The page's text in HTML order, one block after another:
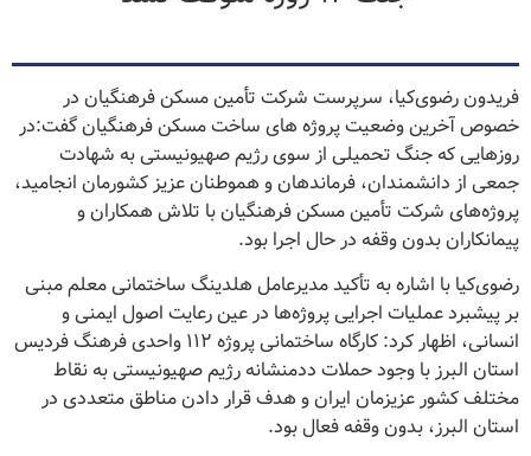
فریدون رضوی‌کیا، سرپرست شرکت تأمین مسکن فرهنگیان در
خصوص آخرین وضعیت پروژه های ساخت مسکن فرهنگیان گفت:در
روزهایی که جنگ تحمیلی از سوی رژیم صهیونیستی به شهادت
جمعی از دانشمندان، فرماندهان و هموطنان عزیز کشورمان انجامید،
پروژه‌های شرکت تأمین مسکن فرهنگیان با تلاش همکاران و‌
پیمانکاران بدون وقفه در حال اجرا بود.
رضوی‌کیا با اشاره به تأکید مدیرعامل هلدینگ ساختمانی معلم مبنی
بر پیشبرد عملیات اجرایی پروژه‌ها در عین رعایت اصول ایمنی و
انسانی، اظهار کرد: کارگاه ساختمانی پروژه ۱۱۲ واحدی فرهنگ فردیس
استان البرز با وجود حملات ددمنشانه رژیم صهیونیستی به نقاط
مختلف کشور عزیزمان ایران و هدف قرار دادن مناطق متعددی در
استان البرز، بدون وقفه فعال بود.